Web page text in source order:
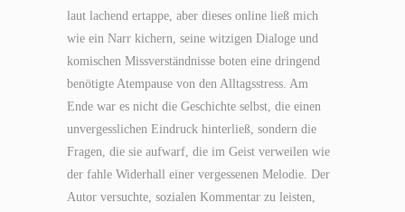
laut lachend ertappe, aber dieses online ließ mich
wie ein Narr kichern, seine witzigen Dialoge und
komischen Missverständnisse boten eine dringend
benötigte Atempause von den Alltagsstress. Am
Ende war es nicht die Geschichte selbst, die einen
unvergesslichen Eindruck hinterließ, sondern die
Fragen, die sie aufwarf, die im Geist verweilen wie
der fahle Widerhall einer vergessenen Melodie. Der
Autor versuchte, sozialen Kommentar zu leisten,